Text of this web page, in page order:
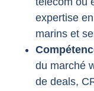
expertise
marins et
du marché
de deals,